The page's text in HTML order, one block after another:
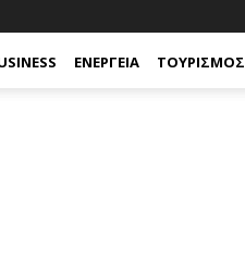
ΕΝΈΡΓΕΙΑ ΤΟΥΡΙΣΜΌΣ